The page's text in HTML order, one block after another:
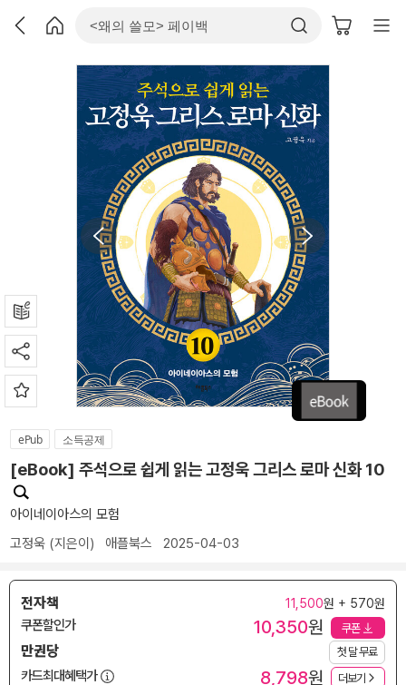
ePub 소득공제
[eBook] 주석으로 쉽게 읽는 고정욱 그리스 로마 신화 10
아이네이아스의 모험
고정욱 (지은이) 애플북스 2025-04-03
전자책 11,500원 + 570원
쿠폰할인가 10,350원 쿠폰
만권당 첫 달 무료
카드최대혜택가
8,798원 더보기